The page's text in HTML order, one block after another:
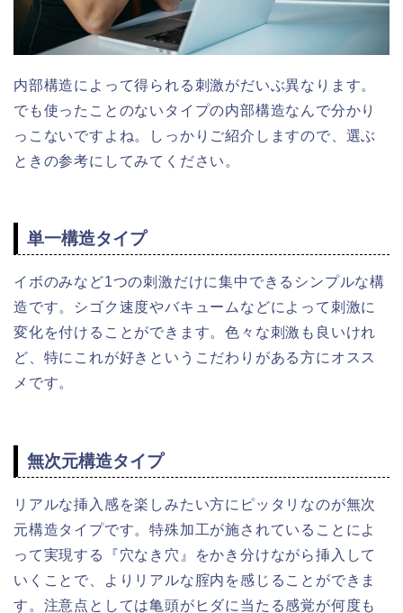
内部構造によって得られる刺激がだいぶ異なります。
でも使ったことのないタイプの内部構造なんで分かり
っこないですよね。しっかりご紹介しますので、選ぶ
ときの参考にしてみてください。
単一構造タイプ
イボのみなど1つの刺激だけに集中できるシンプルな構
造です。シゴク速度やバキュームなどによって刺激に
変化を付けることができます。色々な刺激も良いけれ
ど、特にこれが好きというこだわりがある方にオスス
メです。
無次元構造タイプ
リアルな挿入感を楽しみたい方にピッタリなのが無次
元構造タイプです。特殊加工が施されていることによ
って実現する『穴なき穴』をかき分けながら挿入して
いくことで、よりリアルな腟内を感じることができま
す。注意点としては亀頭がヒダに当たる感覚が何度も